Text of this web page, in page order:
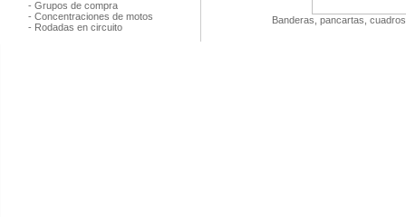
-Grupos de compra
-Concentraciones de motos
- Rodadas en circuito
Banderas, pancartas,